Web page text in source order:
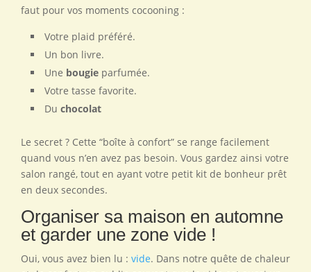
faut pour vos moments cocooning :
Votre plaid préféré.
Un bon livre.
Une bougie parfumée.
Votre tasse favorite.
Du chocolat
Le secret ? Cette “boîte à confort” se range facilement
quand vous n’en avez pas besoin. Vous gardez ainsi votre
salon rangé, tout en ayant votre petit kit de bonheur prêt
en deux secondes.
Organiser sa maison en automne
et garder une zone vide !
Oui, vous avez bien lu : vide. Dans notre quête de chaleur